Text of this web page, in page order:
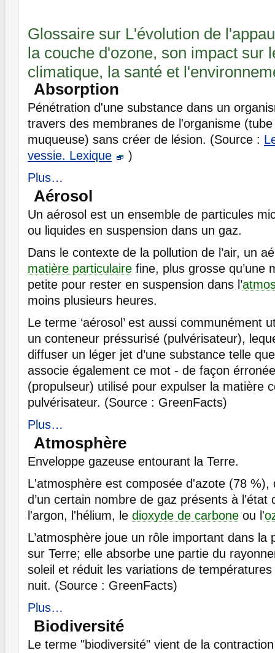
Glossaire sur L'évolution de
la couche d'ozone, son impact sur
climatique, la santé et
Absorption
Pénétration d'une substance dans un
travers des membranes de l'organisme
muqueuse) sans créer de lésion. (Source :
vessie. Lexique
)
Plus…
Aérosol
Un aérosol est un ensemble de particules
ou liquides en suspension dans un gaz.
Dans le contexte de la pollution de l’air, un
matière particulaire fine, plus grosse qu’une
petite pour rester en suspension dans l’
moins plusieurs heures.
Le terme ‘aérosol’ est aussi communément
un conteneur préssurisé (pulvérisateur),
diffuser un léger jet d’une substance telle
associe également ce mot - de façon
(propulseur) utilisé pour expulser la matière
pulvérisateur. (Source : GreenFacts)
Plus…
Atmosphère
Enveloppe gazeuse entourant la Terre.
L'atmosphère est composée d'azote (78 %),
d’un certain nombre de gaz présents à l'état
l'argon, l'hélium, le dioxyde de carbone ou l'
L’atmosphère joue un rôle important dans la
sur Terre; elle absorbe une partie du
soleil et réduit les variations de
nuit. (Source : GreenFacts)
Plus…
Biodiversité
Le terme "biodiversité" vient de la